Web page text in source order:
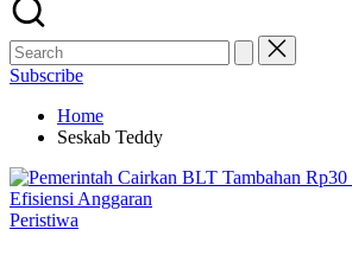
Search
for:
Subscribe
Home
Seskab Teddy
Posted
Peristiwa